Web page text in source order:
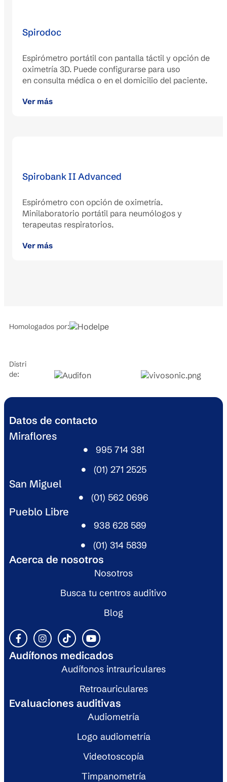
Spirodoc
Espirómetro portátil con pantalla táctil y opción de
oximetría 3D. Puede configurarse para uso
en consulta médica o en el domicilio del paciente.
Ver más
Spirobank II Advanced
Espirómetro con opción de oximetría.
Minilaboratorio portátil para neumólogos y
terapeutas respiratorios.
Ver más
Homologados por:
Distribuidores
de:
Acerca de nosotros
Nosotros
Audífonos medicados
Audífonos intrauriculares
Evaluaciones auditivas
Audiometría
Miraflores
San Miguel​
Pueblo Libre​